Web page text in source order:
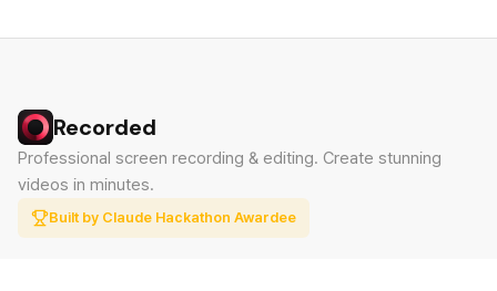
Recorded
Professional screen recording & editing. Create stunning
videos in minutes.
Built by Claude Hackathon Awardee